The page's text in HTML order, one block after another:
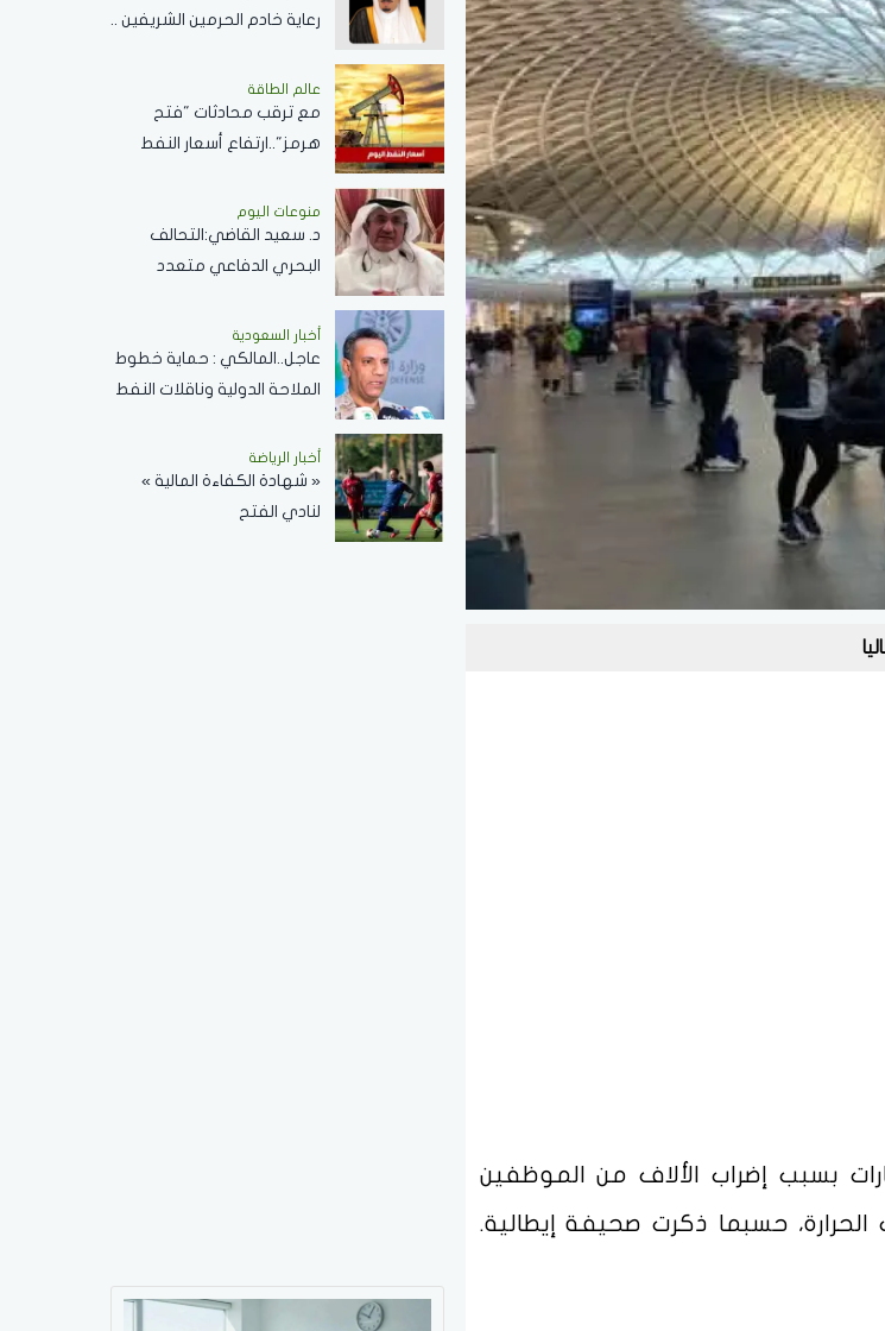
بسبب إضراب الألاف من الموظفين
حسبما ذكرت صحيفة إيطالية.
رعاية خادم الحرمين الشريفين ..
مسابقة الملك عبدالعزيز
الدولية لحفظ القرآن الكريم
عالم الطاقة
مع ترقب محادثات "فتح
هرمز"..ارتفاع أسعار النفط
دولارًا للبرميل
منوعات اليوم
د. سعيد القاضي:التحالف
البحري الدفاعي متعدد
وسلام في المضائق المائية
أخبار السعودية
عاجل..المالكي : حماية خطوط
الملاحة الدولية وناقلات النفط
الاقتصاد العالمي
أخبار الرياضة
« شهادة الكفاءة المالية »
لنادي الفتح